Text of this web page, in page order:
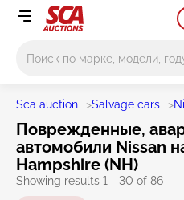
Sca auction >Salvage cars >
Поврежденные,
автомобили Nissan
Hampshire (NH)
Showing results 1 - 30 of 86